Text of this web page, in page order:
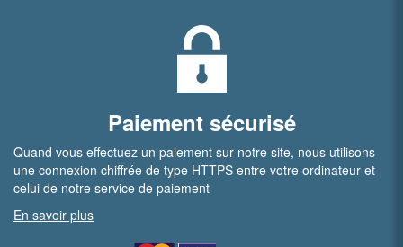
Paiement sécurisé
Quand vous effectuez un paiement sur notre site, nous utilisons
une connexion chiffrée de type HTTPS entre votre ordinateur et
celui de notre service de paiement
En savoir plus